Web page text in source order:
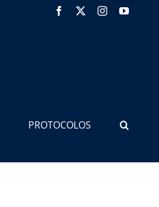
Facebook Instagram
PROTOCOLOS